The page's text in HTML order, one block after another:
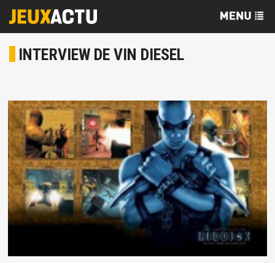
INTERVIEW DE VIN DIESEL